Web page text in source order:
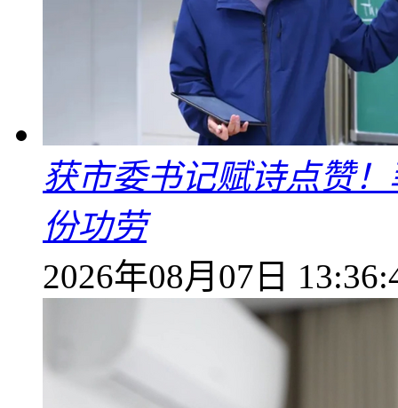
获市委书记赋诗点赞
份功劳
2026年08月07日